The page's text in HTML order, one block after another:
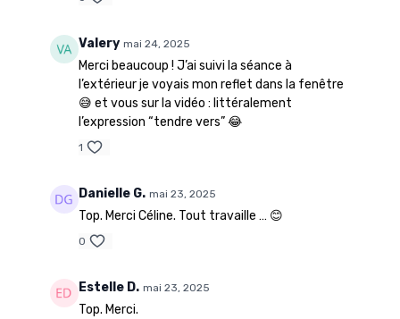
Valery mai 24, 2025
Merci beaucoup ! J’ai suivi la séance à
l’extérieur je voyais mon reflet dans la fenêtre
😅 et vous sur la vidéo : littéralement
l’expression “tendre vers” 😂
1
Danielle G. mai 23, 2025
Top. Merci Céline. Tout travaille … 😊
0
Estelle D. mai 23, 2025
Top. Merci.